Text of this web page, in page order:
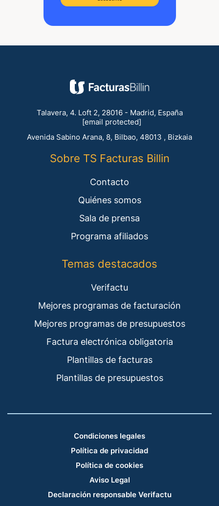
Talavera, 4. Loft 2, 28016 - Madrid, España
[email protected]
Avenida Sabino Arana, 8, Bilbao, 48013 , Bizkaia
Sobre TS Facturas Billin
Contacto
Quiénes somos
Sala de prensa
Programa afiliados
Temas destacados
Verifactu
Mejores programas de facturación
Mejores programas de presupuestos
Factura electrónica obligatoria
Plantillas de facturas
Plantillas de presupuestos
Condiciones legales
Política de privacidad
Política de cookies
Aviso Legal
Declaración responsable Verifactu